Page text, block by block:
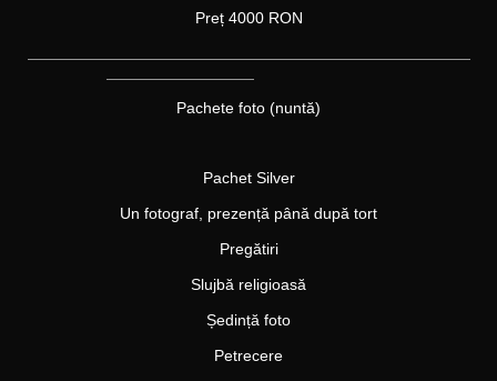
Preț 4000RON
Pachete foto (nuntă)
Pachet Silver
Un fotograf, prezență până după tort
Pregătiri
Slujbă religioasă
Ședință foto
Petrecere